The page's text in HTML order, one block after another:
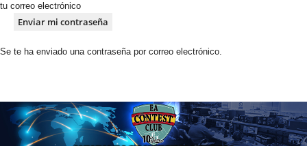
tu correo electrónico
Se te ha enviado una contraseña por correo electrónico.